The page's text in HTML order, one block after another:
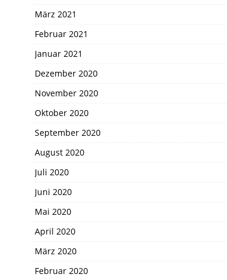
März 2021
Februar 2021
Januar 2021
Dezember 2020
November 2020
Oktober 2020
September 2020
August 2020
Juli 2020
Juni 2020
Mai 2020
April 2020
März 2020
Februar 2020